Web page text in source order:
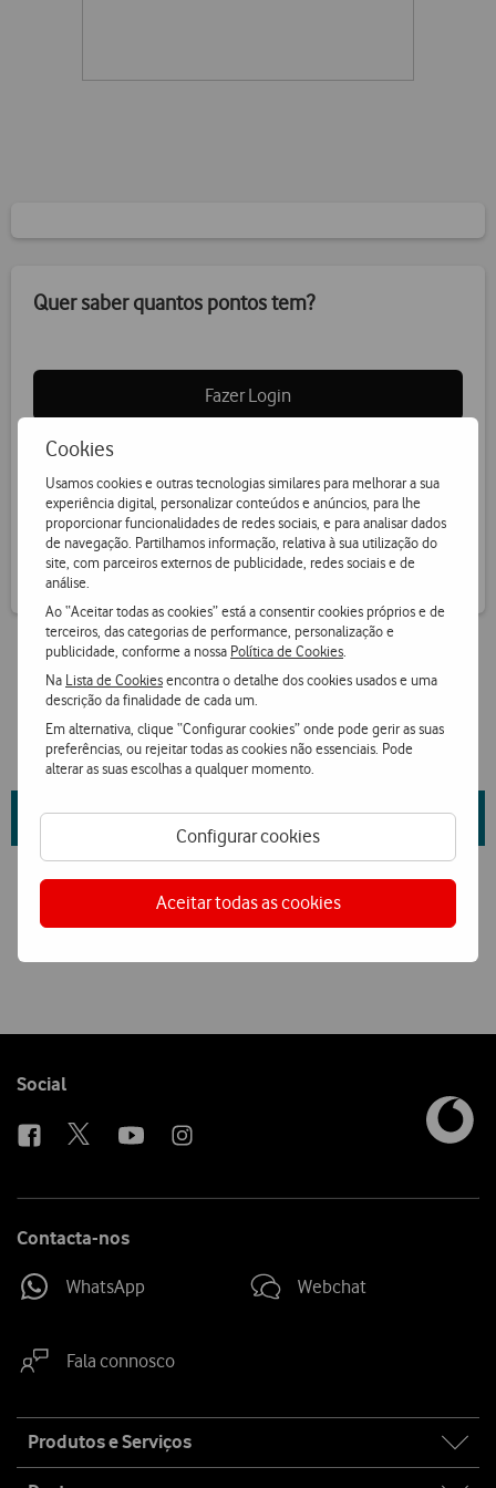
Cookies
Usamos cookies e outras tecnologias similares para melhorar a sua
experiência digital, personalizar conteúdos e anúncios, para lhe
proporcionar funcionalidades de redes sociais, e para analisar dados
de navegação. Partilhamos informação, relativa à sua utilização do
site, com parceiros externos de publicidade, redes sociais e de
análise.
Ao “Aceitar todas as cookies” está a consentir cookies próprios e de
terceiros, das categorias de performance, personalização e
publicidade, conforme a nossa Política de Cookies
Na Lista de Cookiesencontra o detalhe dos cookies usados e uma
descrição da finalidade de cada um.
Em alternativa, clique “Configurar cookies” onde pode gerir as suas
preferências, ou rejeitar todas as cookies não essenciais. Pode
alterar as suas escolhas a qualquer momento.
Configurar cookies
Aceitar todas as cookies
Quer saber quantos pontos tem?
Fazer Login
Receba informação de pontos por SMS
Saiba mais sobre as propriedades da marca e fornecedoraqui.
Ver condições Loja Online
Follow
Social
Contacta-nos
WhatsApp Webchat
Fala connosco
map
Produtos e Serviços